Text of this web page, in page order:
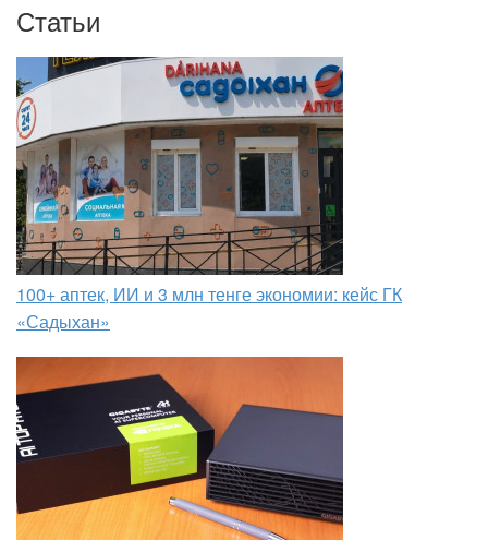
Статьи
100+ аптек, ИИ и 3 млн тенге экономии: кейс ГК
«Садыхан»